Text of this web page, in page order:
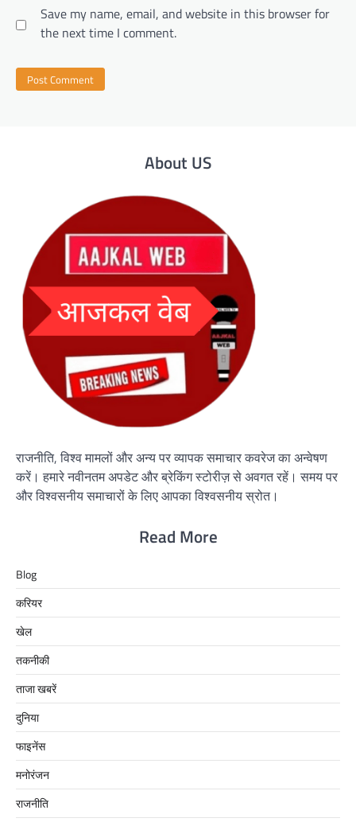
Save my name, email, and website in this browser for
the next time I comment.
About US
राजनीति, विश्व मामलों और अन्य पर व्यापक समाचार कवरेज का अन्वेषण
करें। हमारे नवीनतम अपडेट और ब्रेकिंग स्टोरीज़ से अवगत रहें। समय पर
और विश्वसनीय समाचारों के लिए आपका विश्वसनीय स्रोत।
Read More
Blog
करियर
खेल
तकनीकी
ताजा खबरें
दुनिया
फाइनेंस
मनोरंजन
राजनीति